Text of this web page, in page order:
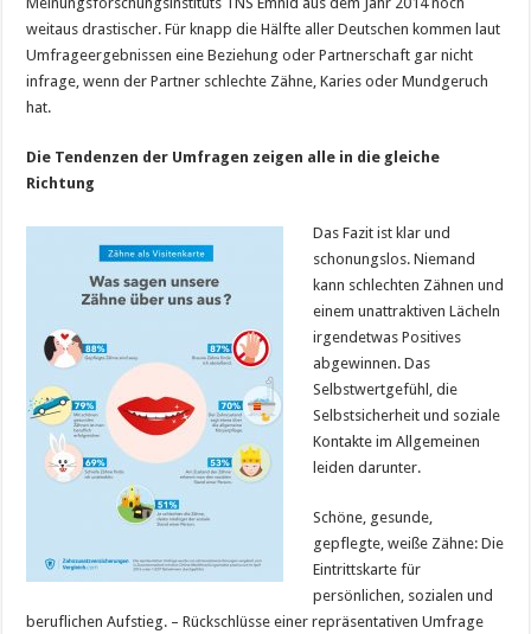
weitaus drastischer. Für knapp die Hälfte aller Deutschen kommen laut
Umfrageergebnissen eine Beziehung oder Partnerschaft gar nicht
infrage, wenn der Partner schlechte Zähne, Karies oder Mundgeruch
hat.
Die Tendenzen der Umfragen zeigen alle in die gleiche
Richtung
Das Fazit ist klar und
schonungslos. Niemand
kann schlechten Zähnen und
einem unattraktiven Lächeln
irgendetwas Positives
abgewinnen. Das
Selbstwertgefühl, die
Selbstsicherheit und soziale
Kontakte im Allgemeinen
leiden darunter.
Schöne, gesunde,
gepflegte, weiße Zähne: Die
Eintrittskarte für
persönlichen, sozialen und
beruflichen Aufstieg. – Rückschlüsse einer repräsentativen Umfrage